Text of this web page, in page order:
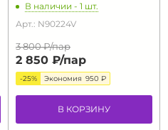
В наличии - 1 шт.
Арт.: N90224V
3 800 ₽/пар
2 850 ₽/пар
-25% Экономия 950 ₽
В КОРЗИНУ